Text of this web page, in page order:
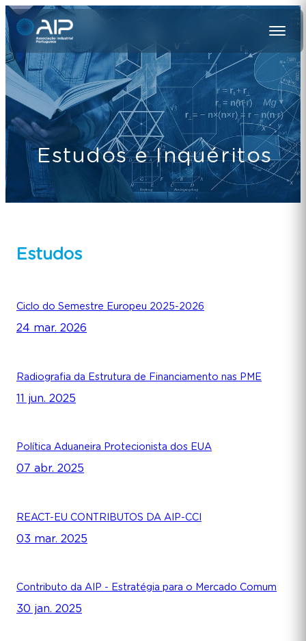
Estudos e Inquéritos
Estudos
Ciclo do Semestre Europeu 2025-2026
24 mar. 2026
Radiografia da Estrutura de Financiamento nas PME
11 jun. 2025
Política Aduaneira Protecionista dos EUA
07 abr. 2025
REACT-EU CONTRIBUTOS DA AIP-CCI
03 mar. 2025
Contributo da AIP - Estratégia para o Mercado Comum
30 jan. 2025